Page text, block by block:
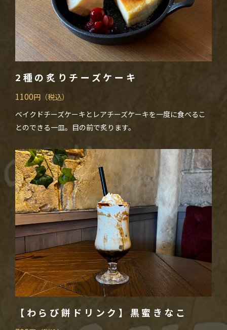
2種の炙りチーズケーキ
1100円（税込）
ベイクドチーズケーキとレアチーズケーキを一度に食べるこ
とのできる一皿。目の前で炙ります。
【わらび餅ドリンク】黒蜜きなこ